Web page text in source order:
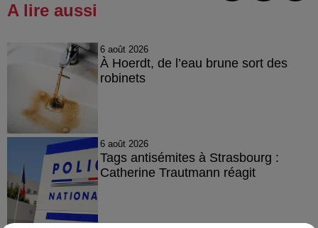
A lire aussi
6 août 2026
À Hoerdt, de l’eau brune sort des
robinets
6 août 2026
Tags antisémites à Strasbourg :
Catherine Trautmann réagit